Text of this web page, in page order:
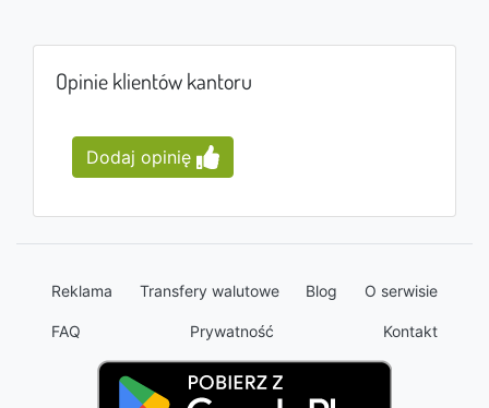
Opinie klientów kantoru
Dodaj opinię
Reklama Transfery walutowe Blog O serwisie
FAQ Prywatność Kontakt